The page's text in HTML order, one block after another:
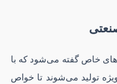
خاص گفته می‌شود که با
تولید می‌شوند تا خواص